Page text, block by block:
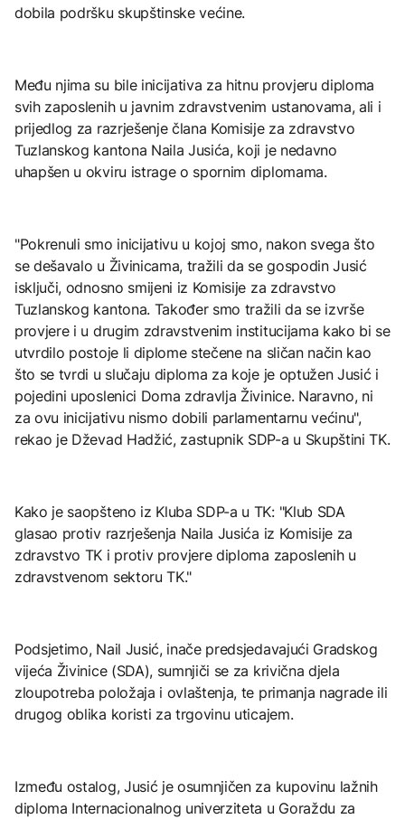
dobila podršku skupštinske većine.
Među njima su bile inicijativa za hitnu provjeru diploma
svih zaposlenih u javnim zdravstvenim ustanovama, ali i
prijedlog za razrješenje člana Komisije za zdravstvo
Tuzlanskog kantona Naila Jusića, koji je nedavno
uhapšen u okviru istrage o spornim diplomama.
"Pokrenuli smo inicijativu u kojoj smo, nakon svega što
se dešavalo u Živinicama, tražili da se gospodin Jusić
isključi, odnosno smijeni iz Komisije za zdravstvo
Tuzlanskog kantona. Također smo tražili da se izvrše
provjere i u drugim zdravstvenim institucijama kako bi se
utvrdilo postoje li diplome stečene na sličan način kao
što se tvrdi u slučaju diploma za koje je optužen Jusić i
pojedini uposlenici Doma zdravlja Živinice. Naravno, ni
za ovu inicijativu nismo dobili parlamentarnu većinu",
rekao je Dževad Hadžić, zastupnik SDP-a u Skupštini TK.
Kako je saopšteno iz Kluba SDP-a u TK: "Klub SDA
glasao protiv razrješenja Naila Jusića iz Komisije za
zdravstvo TK i protiv provjere diploma zaposlenih u
zdravstvenom sektoru TK."
Podsjetimo, Nail Jusić, inače predsjedavajući Gradskog
vijeća Živinice (SDA), sumnjiči se za krivična djela
zloupotreba položaja i ovlaštenja, te primanja nagrade ili
drugog oblika koristi za trgovinu uticajem.
Između ostalog, Jusić je osumnjičen za kupovinu lažnih
diploma Internacionalnog univerziteta u Goraždu za